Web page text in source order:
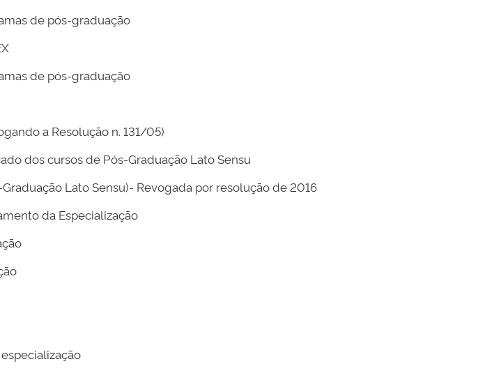
de pós-graduação
de pós-graduação
a Resolução n. 131/05)
dos cursos de Pós-Graduação Lato Sensu
Lato Sensu)- Revogada por resolução de 2016
da Especialização